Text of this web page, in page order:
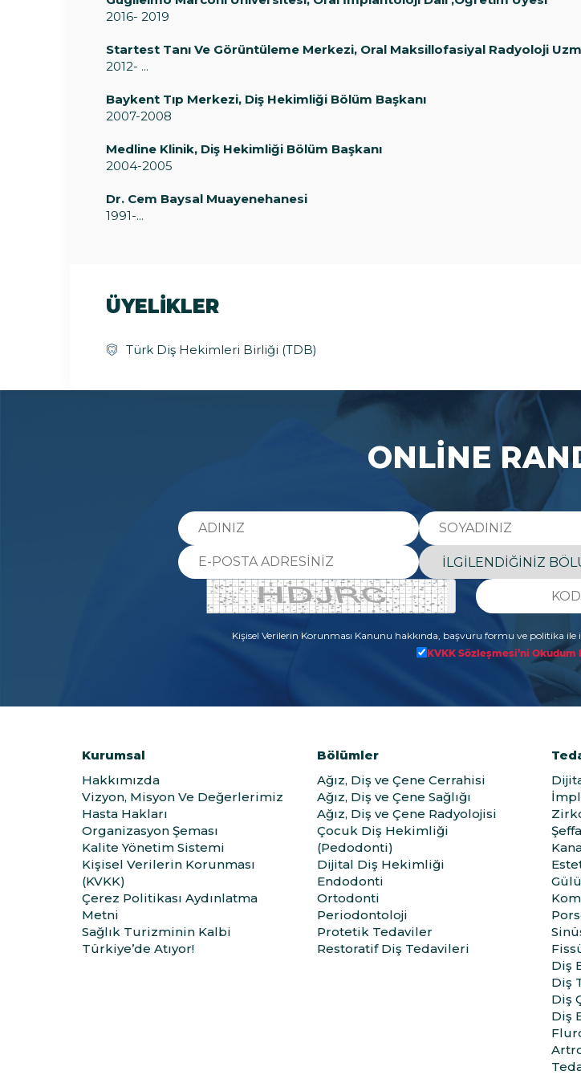
2016- 2019
Startest Tanı Ve Görüntüleme Merkezi, Oral Maksillofasiyal Radyoloji
2012- ...
Baykent Tıp Merkezi, Diş Hekimliği Bölüm Başkanı
2007-2008
Medline Klinik, Diş Hekimliği Bölüm Başkanı
2004-2005
Dr. Cem Baysal Muayenehanesi
1991-...
ÜYELİKLER
Türk Diş Hekimleri Birliği (TDB)
ONLİNE
Kişisel Verilerin Korunması Kanunu hakkında, başvuru formu ve politika
KVKK Sözleşmesi’ni Okudum
Kurumsal
Hakkımızda
Vizyon, Misyon Ve Değerlerimiz
Hasta Hakları
Organizasyon Şeması
Kalite Yönetim Sistemi
Kişisel Verilerin Korunması
(KVKK)
Çerez Politikası Aydınlatma
Metni
Sağlık Turizminin Kalbi
Türkiye’de Atıyor!
Bölümler
Ağız, Diş ve Çene Cerrahisi
Ağız, Diş ve Çene Sağlığı
Ağız, Diş ve Çene Radyolojisi
Çocuk Diş Hekimliği
(Pedodonti)
Dijital Diş Hekimliği
Endodonti
Ortodonti
Periodontoloji
Protetik Tedaviler
Restoratif Diş Tedavileri
Diş
Diş
Diş
Diş